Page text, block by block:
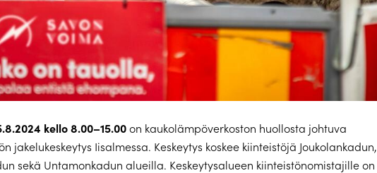
kello 8.00–15.00on kaukolämpöverkoston huollosta johtuva
jakelukeskeytys Iisalmessa. Keskeytys koskee kiinteistöjä Joukolankadun,
sekä Untamonkadun alueilla. Keskeytysalueen kiinteistönomistajille on